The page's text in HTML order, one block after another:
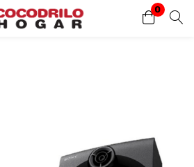
0
Inicio de sesión